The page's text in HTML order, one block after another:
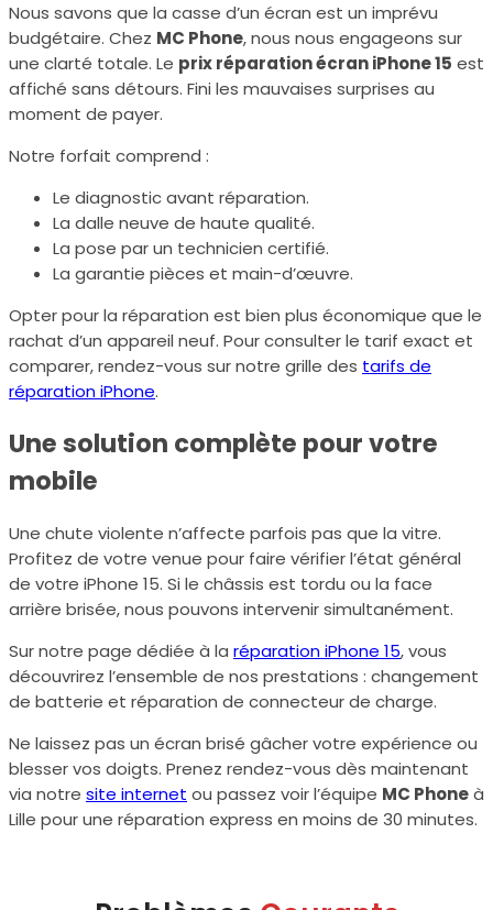
Nous savons que la casse d’un écran est un imprévu
budgétaire. Chez MC Phone, nous nous engageons sur
une clarté totale. Le prix réparation écran iPhone 15 est
affiché sans détours. Fini les mauvaises surprises au
moment de payer.
Notre forfait comprend :
Le diagnostic avant réparation.
La dalle neuve de haute qualité.
La pose par un technicien certifié.
La garantie pièces et main-d’œuvre.
Opter pour la réparation est bien plus économique que le
rachat d’un appareil neuf. Pour consulter le tarif exact et
comparer, rendez-vous sur notre grille des tarifs de
réparation iPhone.
Une solution complète pour votre
mobile
Une chute violente n’affecte parfois pas que la vitre.
Profitez de votre venue pour faire vérifier l’état général
de votre iPhone 15. Si le châssis est tordu ou la face
arrière brisée, nous pouvons intervenir simultanément.
Sur notre page dédiée à la réparation iPhone 15, vous
découvrirez l’ensemble de nos prestations : changement
de batterie et réparation de connecteur de charge.
Ne laissez pas un écran brisé gâcher votre expérience ou
blesser vos doigts. Prenez rendez-vous dès maintenant
via notre site internet ou passez voir l’équipe MC Phoneà
Lille pour une réparation express en moins de 30 minutes.